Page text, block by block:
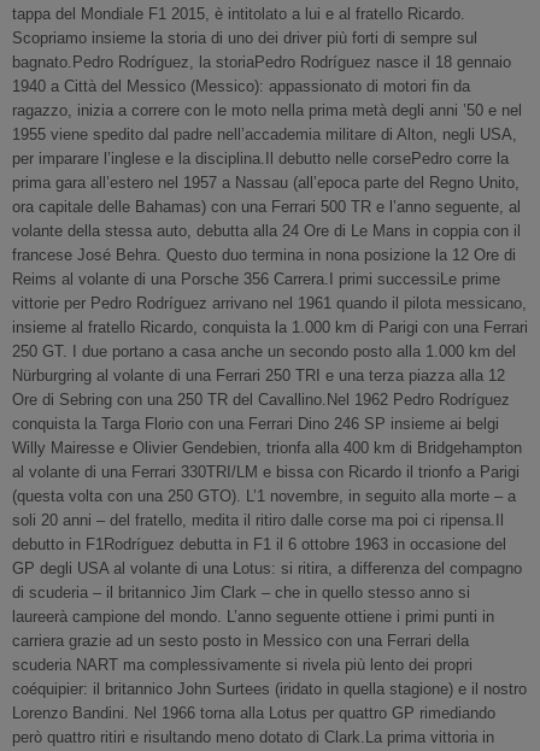
tappa del Mondiale F1 2015, è intitolato a lui e al fratello Ricardo.
Scopriamo insieme la storia di uno dei driver più forti di sempre sul
bagnato.Pedro Rodríguez, la storiaPedro Rodríguez nasce il 18 gennaio
1940 a Città del Messico (Messico): appassionato di motori fin da
ragazzo, inizia a correre con le moto nella prima metà degli anni ’50 e nel
1955 viene spedito dal padre nell’accademia militare di Alton, negli USA,
per imparare l’inglese e la disciplina.Il debutto nelle corsePedro corre la
prima gara all’estero nel 1957 a Nassau (all’epoca parte del Regno Unito,
ora capitale delle Bahamas) con una Ferrari 500 TR e l’anno seguente, al
volante della stessa auto, debutta alla 24 Ore di Le Mans in coppia con il
francese José Behra. Questo duo termina in nona posizione la 12 Ore di
Reims al volante di una Porsche 356 Carrera.I primi successiLe prime
vittorie per Pedro Rodríguez arrivano nel 1961 quando il pilota messicano,
insieme al fratello Ricardo, conquista la 1.000 km di Parigi con una Ferrari
250 GT. I due portano a casa anche un secondo posto alla 1.000 km del
Nürburgring al volante di una Ferrari 250 TRI e una terza piazza alla 12
Ore di Sebring con una 250 TR del Cavallino.Nel 1962 Pedro Rodríguez
conquista la Targa Florio con una Ferrari Dino 246 SP insieme ai belgi
Willy Mairesse e Olivier Gendebien, trionfa alla 400 km di Bridgehampton
al volante di una Ferrari 330TRI/LM e bissa con Ricardo il trionfo a Parigi
(questa volta con una 250 GTO). L’1 novembre, in seguito alla morte – a
soli 20 anni – del fratello, medita il ritiro dalle corse ma poi ci ripensa.Il
debutto in F1Rodríguez debutta in F1 il 6 ottobre 1963 in occasione del
GP degli USA al volante di una Lotus: si ritira, a differenza del compagno
di scuderia – il britannico Jim Clark – che in quello stesso anno si
laureerà campione del mondo. L’anno seguente ottiene i primi punti in
carriera grazie ad un sesto posto in Messico con una Ferrari della
scuderia NART ma complessivamente si rivela più lento dei propri
coéquipier: il britannico John Surtees (iridato in quella stagione) e il nostro
Lorenzo Bandini. Nel 1966 torna alla Lotus per quattro GP rimediando
però quattro ritiri e risultando meno dotato di Clark.La prima vittoria in